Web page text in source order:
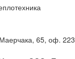
65, оф. 223